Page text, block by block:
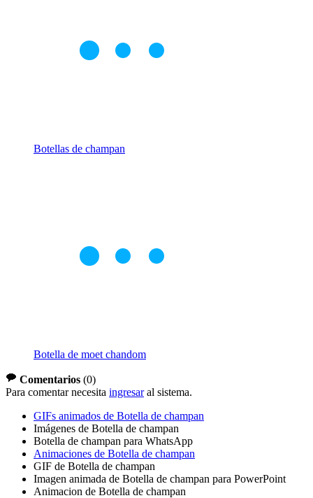
Botellas de champan
Botella de moet chandom
Comentarios (0)
Para comentar necesita ingresaral sistema.
GIFs animados de Botella de champan
Imágenes de Botella de champan
Botella de champan para WhatsApp
Animaciones de Botella de champan
GIF de Botella de champan
Imagen animada de Botella de champan para PowerPoint
Animacion de Botella de champan